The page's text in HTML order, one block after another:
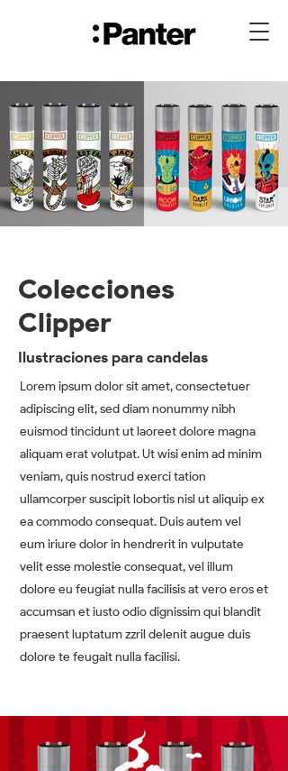
Colecciones
Clipper
Ilustraciones para candelas
Lorem ipsum dolor sit amet, consectetuer
adipiscing elit, sed diam nonummy nibh
euismod tincidunt ut laoreet dolore magna
aliquam erat volutpat. Ut wisi enim ad minim
veniam, quis nostrud exerci tation
ullamcorper suscipit lobortis nisl ut aliquip ex
ea commodo consequat. Duis autem vel
eum iriure dolor in hendrerit in vulputate
velit esse molestie consequat, vel illum
dolore eu feugiat nulla facilisis at vero eros et
accumsan et iusto odio dignissim qui blandit
praesent luptatum zzril delenit augue duis
dolore te feugait nulla facilisi.